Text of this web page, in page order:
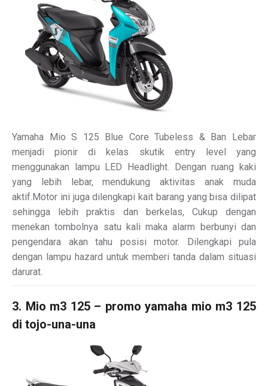
Yamaha Mio S 125 Blue Core Tubeless & Ban Lebar
menjadi pionir di kelas skutik entry level yang
menggunakan lampu LED Headlight. Dengan ruang kaki
yang lebih lebar, mendukung aktivitas anak muda
aktif.Motor ini juga dilengkapi kait barang yang bisa dilipat
sehingga lebih praktis dan berkelas, Cukup dengan
menekan tombolnya satu kali maka alarm berbunyi dan
pengendara akan tahu posisi motor. Dilengkapi pula
dengan lampu hazard untuk memberi tanda dalam situasi
darurat.
3. Mio m3 125 – promo yamaha mio m3 125
di tojo-una-una